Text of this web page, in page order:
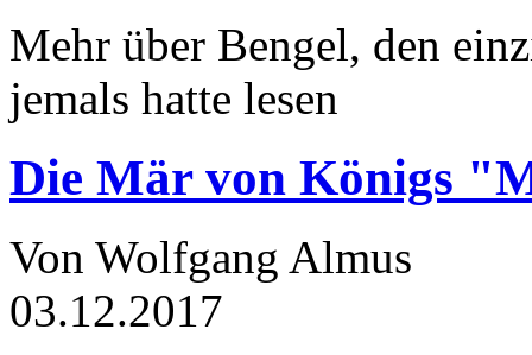
Mehr über Bengel, den
jemals hatte lesen
Die Mär von Königs
Von Wolfgang Almus
03.12.2017